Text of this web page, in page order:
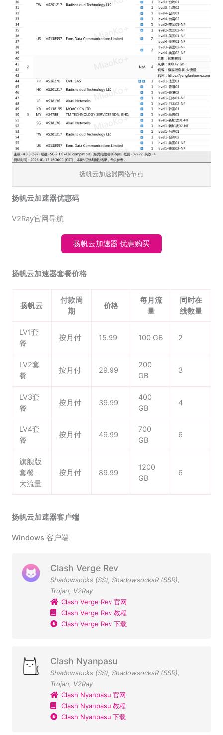
扬帆云加速器网络节点
扬帆云加速器优惠码
V2Ray官网导航
扬帆云加速器 优惠购买
扬帆云加速器套餐价格
扬帆云
付款周
期
价格
每月流
量
同时在
线数量
LV1套
餐
按月付 15.99 100 GB 2
LV2套
餐
按月付 29.99
200
GB
3
LV3套
餐
按月付 39.99
400
GB
4
LV4套
餐
按月付 49.99
700
GB
6
旗舰版
套餐-
大流量
按月付 89.99
1200
GB
6
扬帆云加速器客户端
Windows 客户端
Clash Verge Rev
Shadowsocks (SS), ShadowsocksR (SSR),
Trojan, V2Ray
Clash Verge Rev 官网
Clash Verge Rev 教程
Clash Verge Rev 下载
Clash Nyanpasu
Shadowsocks (SS), ShadowsocksR (SSR),
Trojan, V2Ray
Clash Nyanpasu 官网
Clash Nyanpasu 教程
Clash Nyanpasu 下载